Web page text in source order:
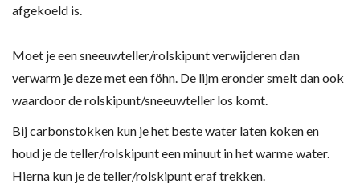
afgekoeld is.
Moet je een sneeuwteller/rolskipunt verwijderen dan
verwarm je deze met een föhn. De lijm eronder smelt dan ook
waardoor de rolskipunt/sneeuwteller los komt.
Bij carbonstokken kun je het beste water laten koken en
houd je de teller/rolskipunt een minuut in het warme water.
Hierna kun je de teller/rolskipunt eraf trekken.